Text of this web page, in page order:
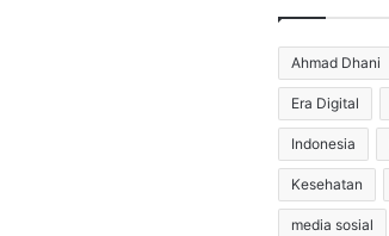
Ahmad Dhani
Era Digital
Indonesia
Kesehatan
media sosial